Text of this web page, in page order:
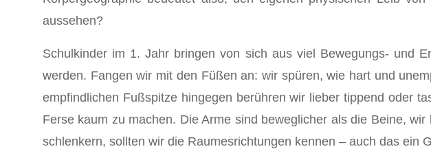
aussehen?
Schulkinder im 1. Jahr bringen von sich aus viel Bewegungs- und
werden. Fangen wir mit den Füßen an: wir spüren, wie hart und
empfindlichen Fußspitze hingegen berühren wir lieber tippend oder
Ferse kaum zu machen. Die Arme sind beweglicher als die Beine,
schlenkern, sollten wir die Raumesrichtungen kennen – auch das ein